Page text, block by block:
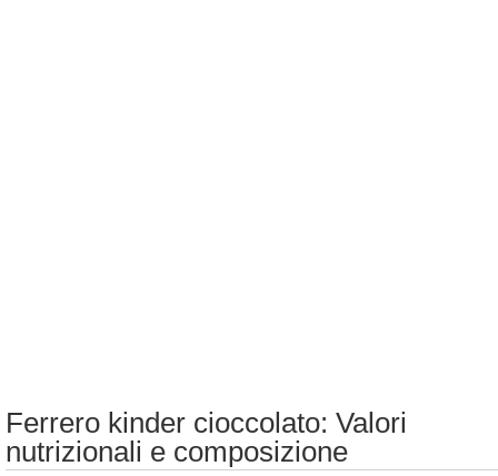
Ferrero kinder cioccolato: Valori
nutrizionali e composizione